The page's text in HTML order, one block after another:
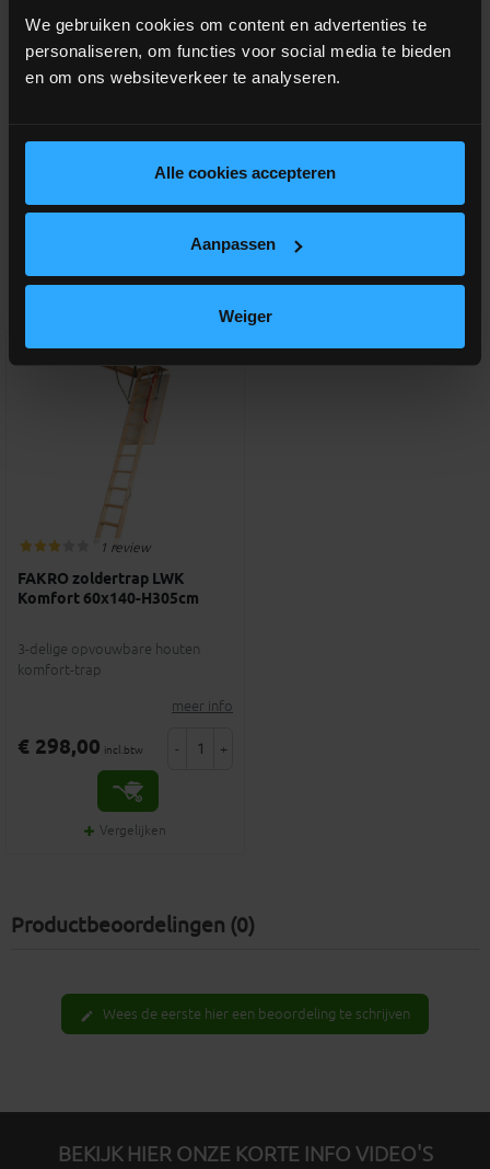
We gebruiken cookies om content en advertenties te
personaliseren, om functies voor social media te bieden
en om ons websiteverkeer te analyseren.
Alle cookies accepteren
Aanpassen
Weiger
Aanverwante producten
1 review
FAKRO zoldertrap LWK
Komfort 60x140-H305cm
3-delige opvouwbare houten
komfort-trap
meer info
€ 298,00 incl.btw - +
Vergelijken
Productbeoordelingen (0)
edit Wees de eerste hier een beoordeling te schrijven
BEKIJK HIER ONZE KORTE INFO VIDEO'S